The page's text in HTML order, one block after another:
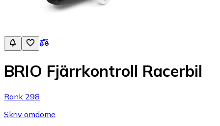
BRIO Fjärrkontroll Racerbil
Rank 298
Skriv omdöme